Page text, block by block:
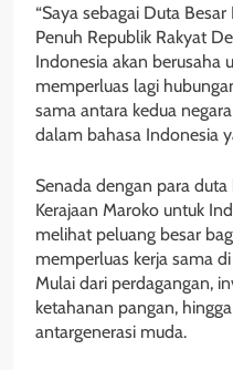
“Saya sebagai Duta
Penuh Republik Rakyat
Indonesia akan berusaha
memperluas lagi
sama antara kedua
dalam bahasa Indonesia
Senada dengan para
Kerajaan Maroko untuk
melihat peluang besar
memperluas kerja sama
Mulai dari perdagangan,
ketahanan pangan,
antargenerasi muda.